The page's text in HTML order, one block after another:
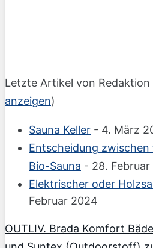
Letzte Artikel von Redaktion
anzeigen)
Sauna Keller - 4. März
Entscheidung
Bio-Sauna - 28.
Elektrischer oder
Februar 2024
OUTLIV. Brada Komfort